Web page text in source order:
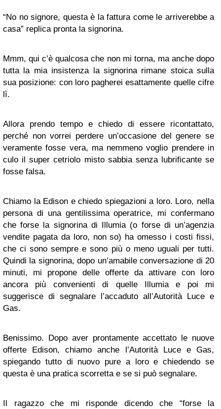
“No no signore, questa è la fattura come le arriverebbe a
casa” replica pronta la signorina.
Mmm, qui c’è qualcosa che non mi torna, ma anche dopo
tutta la mia insistenza la signorina rimane stoica sulla
sua posizione: con loro pagherei esattamente quelle cifre
lì.
Allora prendo tempo e chiedo di essere ricontattato,
perché non vorrei perdere un’occasione del genere se
veramente fosse vera, ma nemmeno voglio prendere in
culo il super cetriolo misto sabbia senza lubrificante se
fosse falsa.
Chiamo la Edison e chiedo spiegazioni a loro. Loro, nella
persona di una gentilissima operatrice, mi confermano
che forse la signorina di Illumia (o forse di un’agenzia
vendite pagata da loro, non so) ha omesso i costi fissi,
che ci sono sempre e sono più o meno uguali per tutti.
Quindi la signorina, dopo un’amabile conversazione di 20
minuti, mi propone delle offerte da attivare con loro
ancora più convenienti di quelle Illumia e poi mi
suggerisce di segnalare l’accaduto all’Autorità Luce e
Gas.
Benissimo. Dopo aver prontamente accettato le nuove
offerte Edison, chiamo anche l’Autorità Luce e Gas,
spiegando tutto di nuovo pure a loro e chiedendo se
questa è una pratica scorretta e se si può segnalare.
Il ragazzo che mi risponde dicendo che “forse la